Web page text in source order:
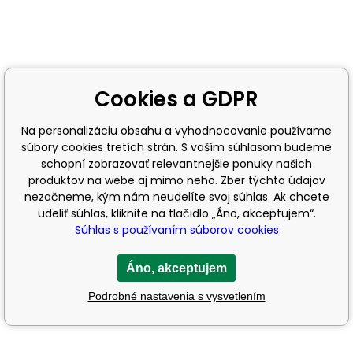
Cookies a GDPR
Na personalizáciu obsahu a vyhodnocovanie používame
súbory cookies tretích strán. S vaším súhlasom budeme
schopní zobrazovať relevantnejšie ponuky našich
produktov na webe aj mimo neho. Zber týchto údajov
nezačneme, kým nám neudelíte svoj súhlas. Ak chcete
udeliť súhlas, kliknite na tlačidlo „Áno, akceptujem“.
Súhlas s používaním súborov cookies
Áno, akceptujem
Podrobné nastavenia s vysvetlením